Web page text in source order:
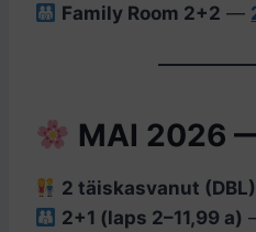
Family Room 2+2 —
MAI 2026
2 täiskasvanut (DBL)
2+1 (laps 2–11,99 a)